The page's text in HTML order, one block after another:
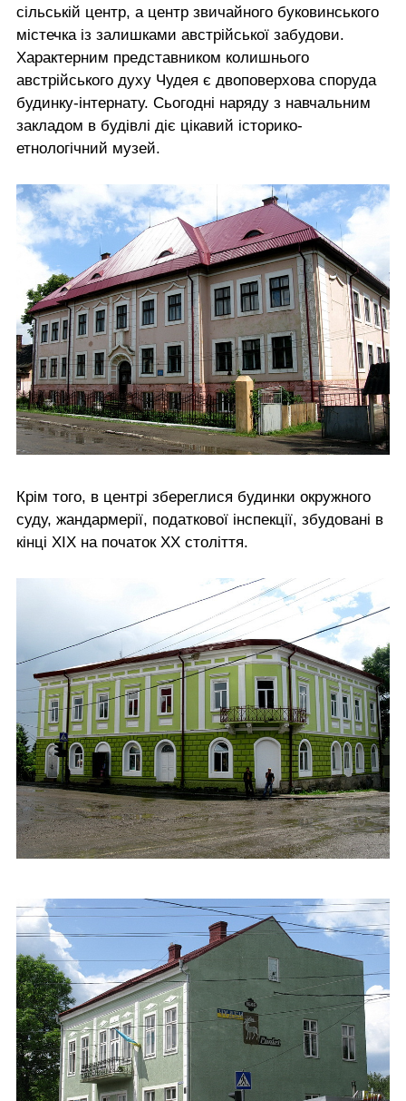
сільській центр, а центр звичайного буковинського
містечка із залишками австрійської забудови.
Характерним представником колишнього
австрійського духу Чудея є двоповерхова споруда
будинку-інтернату. Сьогодні наряду з навчальним
закладом в будівлі діє цікавий історико-
етнологічний музей.
Крім того, в центрі збереглися будинки окружного
суду, жандармерії, податкової інспекції, збудовані в
кінці ХІХ на початок ХХ століття.